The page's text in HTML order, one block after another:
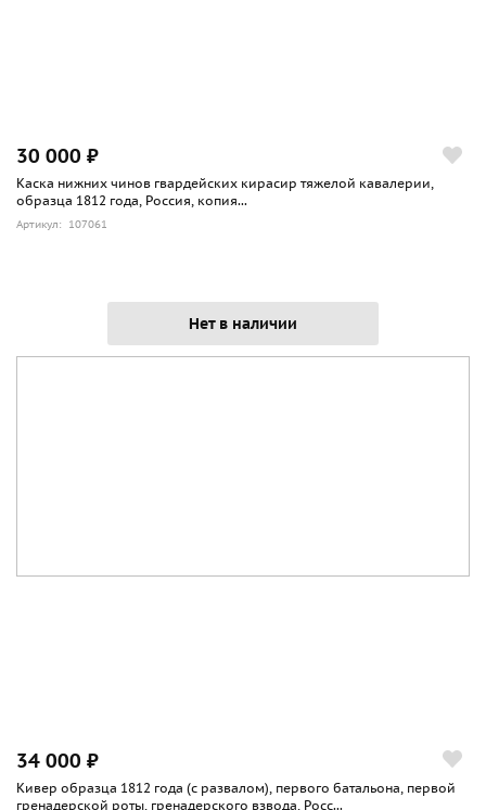
30 000 ₽
Каска нижних чинов гвардейских кирасир тяжелой кавалерии,
образца 1812 года, Россия, копия...
Артикул: 107061
Нет в наличии
34 000 ₽
Кивер образца 1812 года (с развалом), первого батальона, первой
гренадерской роты, гренадерского взвода, Росс...